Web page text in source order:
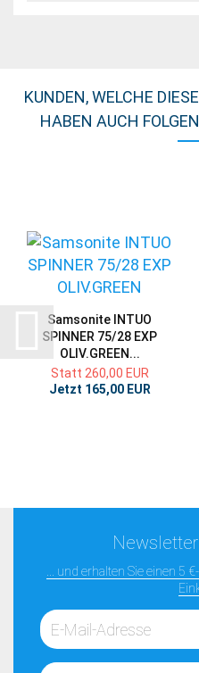
KUNDEN, WELCHE
HABEN AUCH
Samsonite INTUO
SPINNER 75/28 EXP
OLIV.GREEN...
Statt 260,00 EUR
Jetzt 165,00 EUR
... und erhalten Sie einen 5